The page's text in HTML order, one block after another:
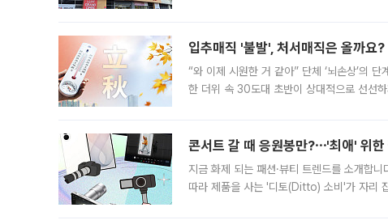
입추매직 '불발', 처서매직은 올까요
“와 이제 시원한 거 같아” 단체 ‘뇌손상’의
한 더위 속 30도대 초반이 상대적으로 선선
콘서트 갈 때 응원봉만?⋯'최애' 위
지금 화제 되는 패션·뷰티 트렌드를 소개합
따라 제품을 사는 '디토(Ditto) 소비'가 자리